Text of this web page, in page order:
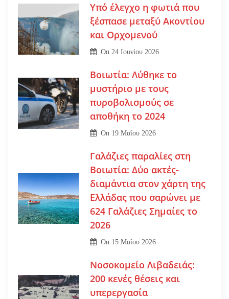
Υπό έλεγχο η φωτιά που
ξέσπασε μεταξύ Ακοντίου
και Ορχομενού
On 24 Ιουνίου 2026
Βοιωτία: Λύθηκε το
μυστήριο με τους
πυροβολισμούς σε
αποθήκη το 2024
On 19 Μαΐου 2026
Γαλάζιες παραλίες στη
Βοιωτία: Δύο ακτές-
διαμάντια στον χάρτη της
Ελλάδας που σαρώνει με
624 Γαλάζιες Σημαίες το
2026
On 15 Μαΐου 2026
Νοσοκομείο Λιβαδειάς:
200 κενές θέσεις και
υπερεργασία